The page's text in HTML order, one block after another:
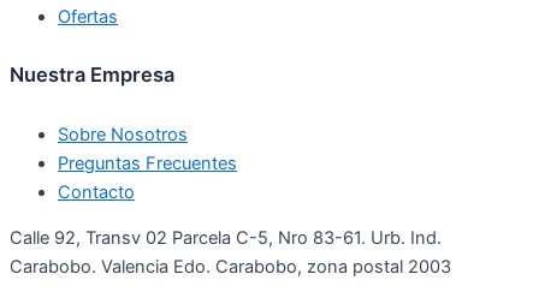
Ofertas
Nuestra Empresa
Sobre Nosotros
Preguntas Frecuentes
Contacto
Calle 92, Transv 02 Parcela C-5, Nro 83-61. Urb. Ind.
Carabobo. Valencia Edo. Carabobo, zona postal 2003